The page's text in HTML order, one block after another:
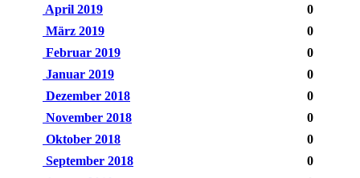
April 2019
0
März 2019
0
Februar 2019
0
Januar 2019
0
Dezember 2018
0
November 2018
0
Oktober 2018
0
September 2018
0